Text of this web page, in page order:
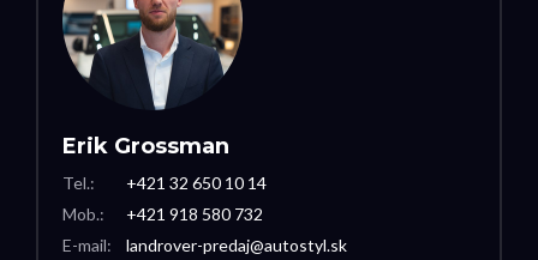
Erik Grossman
Tel.:
Mob.:
E-mail:
+421 32 650 10 14
+421 918 580 732
landrover-predaj@autostyl.sk